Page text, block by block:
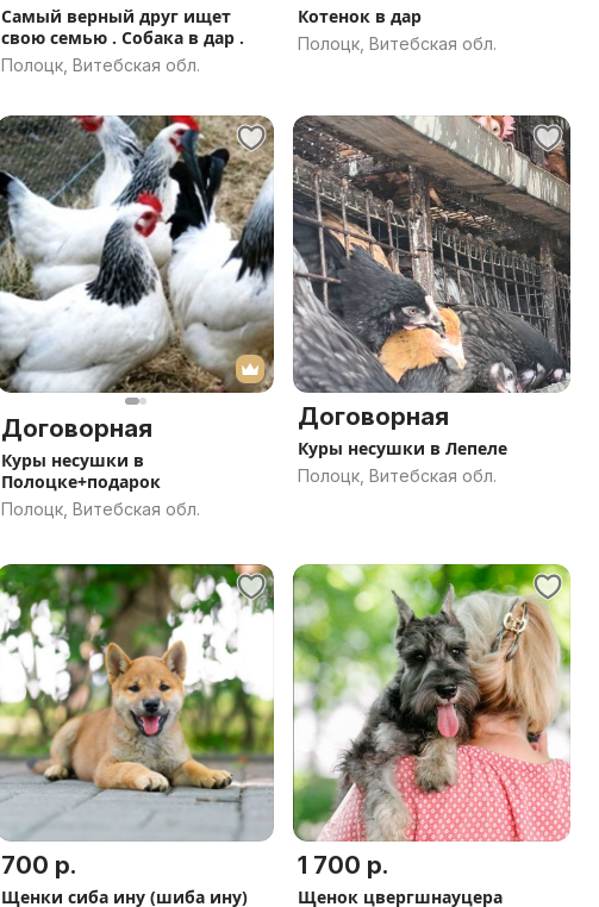
Самый верный друг ищет
свою семью . Собака в дар .
Полоцк, Витебская обл.
Котенок в дар
Полоцк, Витебская обл.
Договорная
Куры несушки в
Полоцке+подарок
Полоцк, Витебская обл.
Договорная
Куры несушки в Лепеле
Полоцк, Витебская обл.
700 р.
Щенки сиба ину (шиба ину)
1 700 р.
Щенок цвергшнауцера